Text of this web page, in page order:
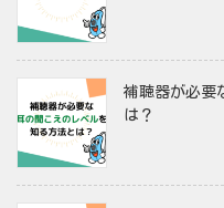
補聴器が必要
は？